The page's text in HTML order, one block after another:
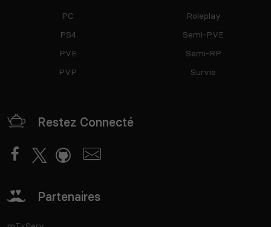
PC
PS4
PVE
PVP
Roleplay
Semi-PVE
Semi-RP
Survie
Restez Connecté
Partenaires